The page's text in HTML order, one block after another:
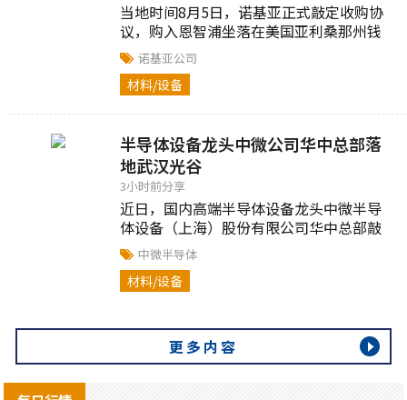
当地时间8月5日，诺基亚正式敲定收购协
议，购入恩智浦坐落在美国亚利桑那州钱
德勒市的半导体工厂...
诺基亚公司
材料/设备
半导体设备龙头中微公司华中总部落
地武汉光谷
3小时前分享
近日，国内高端半导体设备龙头中微半导
体设备（上海）股份有限公司华中总部敲
定落户东湖高新区光谷片区...
中微半导体
材料/设备
更多内容